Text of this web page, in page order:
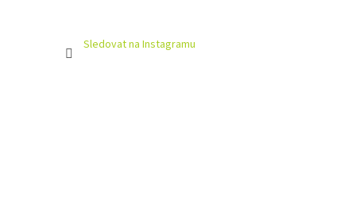
Sledovat na Instagramu